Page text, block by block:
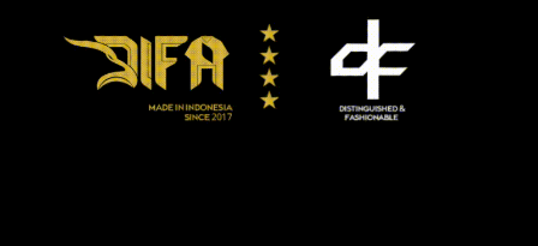
“Saya menjadikannya lawan wajib saya. Kami akan terus
memburunya. Jika ia pasang harga terlalu tinggi, kami
minta duél dilelang. Ia takkan bisa lari. Ia mungkin coba lari.